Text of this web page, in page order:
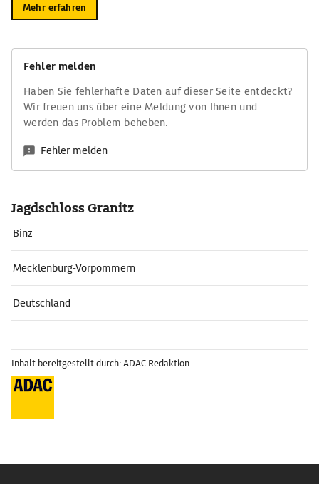
Mehr erfahren
Fehler melden
Haben Sie fehlerhafte Daten auf dieser Seite entdeckt?
Wir freuen uns über eine Meldung von Ihnen und
werden das Problem beheben.
Fehler melden
Jagdschloss Granitz
Binz
Mecklenburg-Vorpommern
Deutschland
Inhalt bereitgestellt durch: ADAC Redaktion